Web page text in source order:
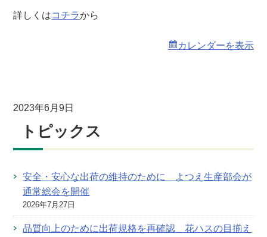
詳しくはコチラから
カレンダーを表示
2023年6月9日
トピックス
安全・安心な出荷の維持のために よつえ生産部会が
通常総会を開催
2026年7月27日
品質向上のために出荷規格を再確認 花ハスの目揃え